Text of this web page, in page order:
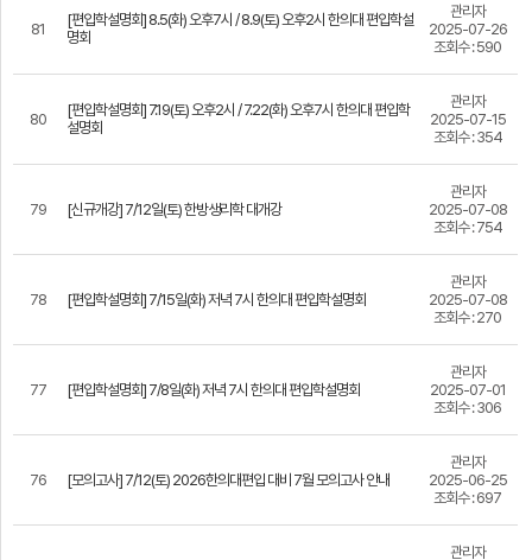
81
[편입학설명회] 8.5(화) 오후7시 / 8.9(토) 오후2시 한의대 편입학설
명회
관리자
2025-07-26
조회수 : 590
80
[편입학설명회] 7.19(토) 오후2시 / 7.22(화) 오후7시 한의대 편입학
설명회
관리자
2025-07-15
조회수 : 354
79 [신규개강] 7/12일(토) 한방생리학 대개강
관리자
2025-07-08
조회수 : 754
78 [편입학설명회] 7/15일(화) 저녁 7시 한의대 편입학설명회
관리자
2025-07-08
조회수 : 270
77 [편입학설명회] 7/8일(화) 저녁 7시 한의대 편입학설명회
관리자
2025-07-01
조회수 : 306
76 [모의고사] 7/12(토) 2026한의대편입 대비 7월 모의고사 안내
관리자
2025-06-25
조회수 : 697
관리자